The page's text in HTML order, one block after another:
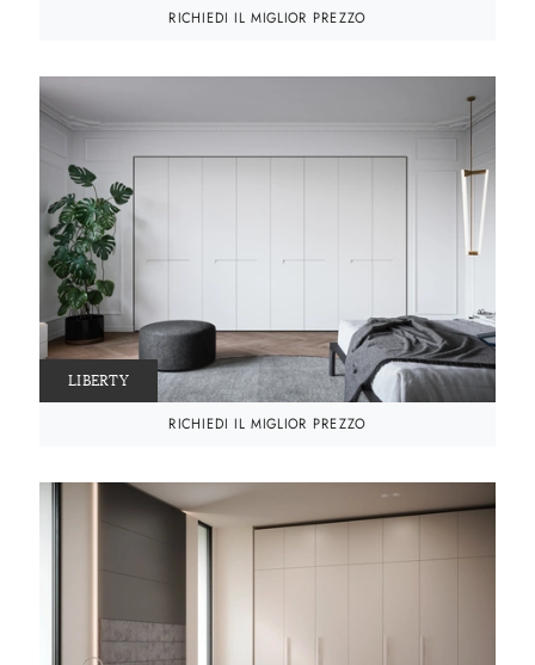
RICHIEDI IL MIGLIOR PREZZO
LIBERTY
RICHIEDI IL MIGLIOR PREZZO